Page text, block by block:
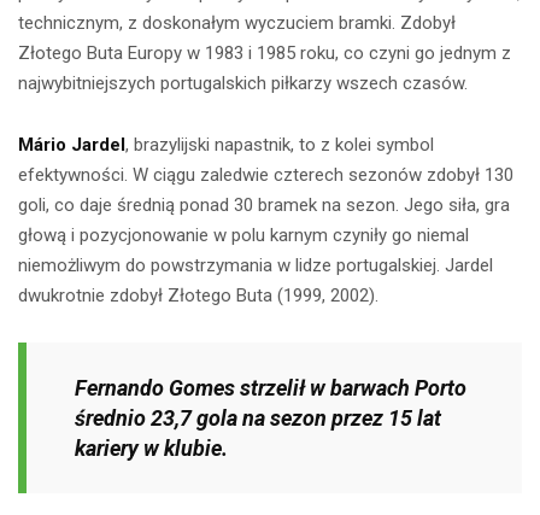
technicznym, z doskonałym wyczuciem bramki. Zdobył
Złotego Buta Europy w 1983 i 1985 roku, co czyni go jednym z
najwybitniejszych portugalskich piłkarzy wszech czasów.
Mário Jardel , brazylijski napastnik, to z kolei symbol
efektywności. W ciągu zaledwie czterech sezonów zdobył 130
goli, co daje średnią ponad 30 bramek na sezon. Jego siła, gra
głową i pozycjonowanie w polu karnym czyniły go niemal
niemożliwym do powstrzymania w lidze portugalskiej. Jardel
dwukrotnie zdobył Złotego Buta (1999, 2002).
Fernando Gomes strzelił w barwach Porto
średnio 23,7 gola na sezon przez 15 lat
kariery w klubie.